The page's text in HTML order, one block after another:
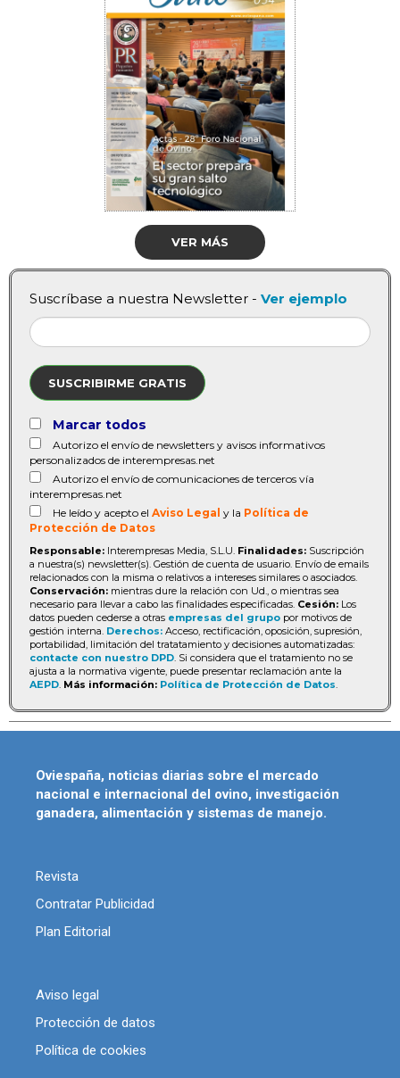
VER MÁS
Suscríbase a nuestra Newsletter - Ver ejemplo
SUSCRIBIRME GRATIS
Marcar todos
Autorizo el envío de newsletters y avisos informativos
personalizados de interempresas.net
Autorizo el envío de comunicaciones de terceros vía
interempresas.net
He leído y acepto el Aviso Legal y la Política de
Protección de Datos
Responsable: Interempresas Media, S.L.U. Finalidades: Suscripción
a nuestra(s) newsletter(s). Gestión de cuenta de usuario. Envío de emails
relacionados con la misma o relativos a intereses similares o asociados.
Conservación: mientras dure la relación con Ud., o mientras sea
necesario para llevar a cabo las finalidades especificadas. Cesión: Los
datos pueden cederse a otras empresas del grupo por motivos de
gestión interna. Derechos: Acceso, rectificación, oposición, supresión,
portabilidad, limitación del tratatamiento y decisiones automatizadas:
contacte con nuestro DPD . Si considera que el tratamiento no se
ajusta a la normativa vigente, puede presentar reclamación ante la
AEPD Más información: Política de Protección de Datos
Oviespaña, noticias diarias sobre el mercado
nacional e internacional del ovino, investigación
ganadera, alimentación y sistemas de manejo.
Revista
Contratar Publicidad
Plan Editorial
Aviso legal
Protección de datos
Política de cookies